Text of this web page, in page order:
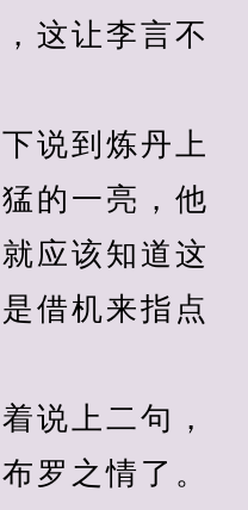
这让李言不
说到炼丹上
的一亮，他
应该知道这
借机来指点
上二句，
罗之情了。